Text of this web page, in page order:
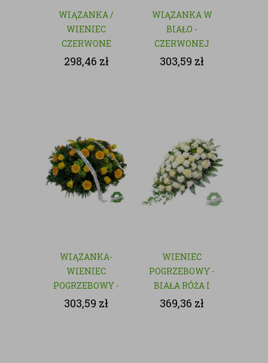
WIĄZANKA /
WIENIEC
CZERWONE
RÓŻE - KWIATY
298,46 zł
WIĄZANKA W
BIAŁO -
CZERWONEJ
KOLORYSTYCE
303,59 zł
WIĄZANKA-
WIENIEC
POGRZEBOWY -
NATURALNY
303,59 zł
WIENIEC
POGRZEBOWY -
BIAŁA RÓŻA I
GOŹDZIK
369,36 zł